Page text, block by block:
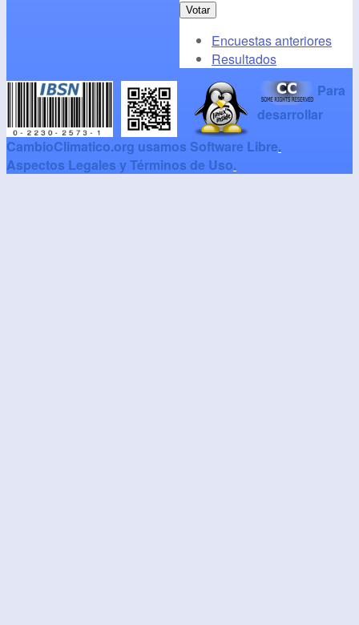
Encuestas anteriores
Resultados
Para
desarrollar
CambioClimatico.org usamos Software Libre.
Aspectos Legales y Términos de Uso.